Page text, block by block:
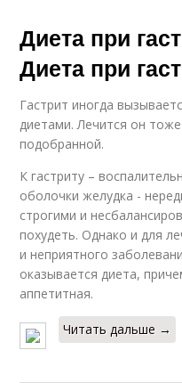
Диета при
Диета при
Гастрит иногда
диетами. Лечится он
подобранной.
К гастриту –
оболочки желудка -
строгими и
похудеть. Однако и для
и неприятного
оказывается диета,
аппетитная.
Читать дальше →